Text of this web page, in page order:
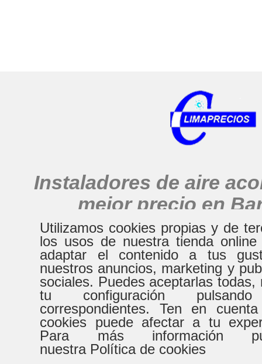
Instaladores de aire
mejor precio en
HORARIO
De Lunes a Virenes
8:30h a 20:30h
9:00h
Utilizamos cookies propias y de
los usos de nuestra tienda
adaptar el contenido a tus
nuestros anuncios, marketing y
sociales. Puedes aceptarlas todas,
tu configuración
correspondientes. Ten en
cookies puede afectar a tu
Para más información
nuestra Política de cookies